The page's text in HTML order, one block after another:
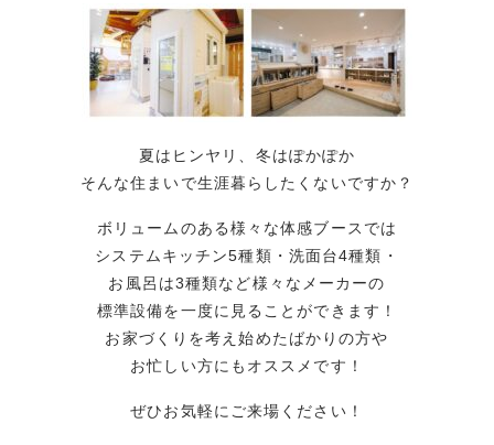
夏はヒンヤリ、冬はぽかぽか
そんな住まいで生涯暮らしたくないですか？
ボリュームのある様々な体感ブースでは
システムキッチン5種類・洗面台4種類・
お風呂は3種類など様々なメーカーの
標準設備を一度に見ることができます！
お家づくりを考え始めたばかりの方や
お忙しい方にもオススメです！
ぜひお気軽にご来場ください！